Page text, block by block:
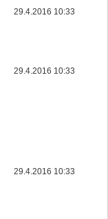
29.4.2016 10:33
29.4.2016 10:33
29.4.2016 10:33